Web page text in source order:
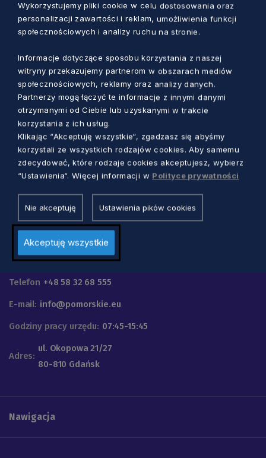
GOSPODARKA
Rozpoczęły się Targi Balt Military Expo i
InterMarE South Baltic
Aleksander Olszak
Urząd Marszałkowski
Województwa Pomorskiego
Telefon +48 58 32 68 555
E-mail: info@pomorskie.eu
Godziny pracy urzędu: 07:45-15:45
Adres:
ul. Okopowa 21/27
80-810 Gdańsk
Nawigacja
Wykorzystujemy pliki cookie w celu dostosowania oraz
personalizacji zawartości i reklam, umożliwienia funkcji
społecznościowych i analizy ruchu na stronie.
Informacje dotyczące sposobu korzystania z naszej
witryny przekazujemy partnerom w obszarach mediów
społecznościowych, reklamy oraz analizy danych.
Partnerzy mogą łączyć te informacje z innymi danymi
otrzymanymi od Ciebie lub uzyskanymi w trakcie
korzystania z ich usług.
Klikając “Akceptuję wszystkie“, zgadzasz się abyśmy
korzystali ze wszystkich rodzajów cookies. Aby samemu
zdecydować, które rodzaje cookies akceptujesz, wybierz
“Ustawienia“. Więcej informacji w Polityce prywatności
Nie akceptuję Ustawienia pików cookies
Akceptuję wszystkie